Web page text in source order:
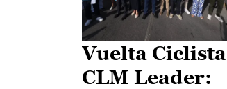
Vuelta Ciclista
CLM Leader: